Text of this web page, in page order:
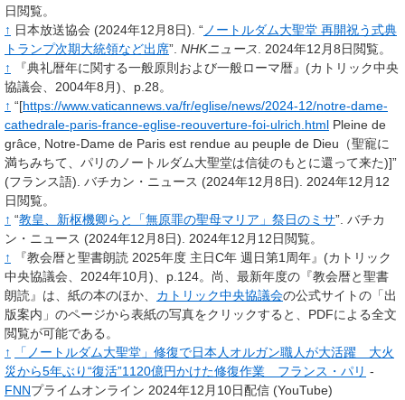
日閲覧。
↑ 日本放送協会 (2024年12月8日). “ ノートルダム大聖堂 再開祝う式典
トランプ次期大統領など出席”. NHKニュース
2024年12月8日閲覧。
↑
『典礼暦年に関する一般原則および一般ローマ暦』(カトリック中央
協議会、2004年8月)、p.28。
↑ “[https://www.vaticannews.va/fr/eglise/news/2024-12/notre-dame-
cathedrale-paris-france-eglise-reouverture-foi-ulrich.html Pleine de
grâce, Notre-Dame de Paris est rendue au peuple de Dieu（聖寵に
満ちみちて、パリのノートルダム大聖堂は信徒のもとに還って来た)]”
(フランス語). バチカン・ニュース (2024年12月8日).
2024年12月12
日閲覧。
↑ “教皇、新枢機卿らと「無原罪の聖母マリア」祭日のミサ”. バチカ
ン・ニュース (2024年12月8日).
2024年12月12日閲覧。
↑
『教会暦と聖書朗読 2025年度 主日C年 週日第1周年』(カトリック
中央協議会、2024年10月)、p.124。尚、最新年度の『教会暦と聖書
朗読』は、紙の本のほか、 カトリック中央協議会の公式サイトの「出
版案内」のページから表紙の写真をクリックすると、PDFによる全文
閲覧が可能である。
↑
「ノートルダム大聖堂」修復で日本人オルガン職人が大活躍 大火
災から5年ぶり“復活”1120億円かけた修復作業 フランス・パリ -
FNNプライムオンライン 2024年12月10日配信 (YouTube)